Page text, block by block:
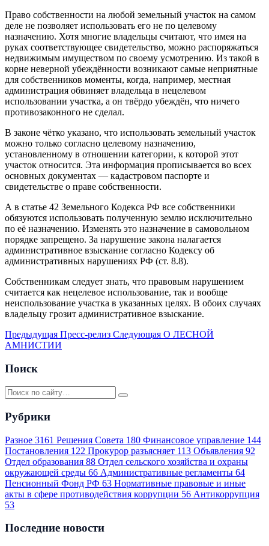
Право собственности на любой земельный участок на самом
деле не позволяет использовать его не по целевому
назначению. Хотя многие владельцы считают, что имея на
руках соответствующее свидетельство, можно распоряжаться
недвижимым имуществом по своему усмотрению. Из такой в
корне неверной убеждённости возникают самые неприятные
для собственников моменты, когда, например, местная
администрация обвиняет владельца в нецелевом
использовании участка, а он твёрдо убеждён, что ничего
противозаконного не сделал.
В законе чётко указано, что использовать земельный участок
можно только согласно целевому назначению,
установленному в отношении категории, к которой этот
участок относится. Эта информация прописывается во всех
основных документах — кадастровом паспорте и
свидетельстве о праве собственности.
А в статье 42 Земельного Кодекса РФ все собственники
обязуются использовать полученную землю исключительно
по её назначению. Изменять это назначение в самовольном
порядке запрещено. За нарушение закона налагается
административное взыскание согласно Кодексу об
административных нарушениях РФ (ст. 8.8).
Собственникам следует знать, что правовым нарушением
считается как нецелевое использование, так и вообще
неиспользование участка в указанных целях. В обоих случаях
владельцу грозит административное взыскание.
Предыдущая Пресс-релиз Следующая О ЛЕСНОЙ
АМНИСТИИ
Поиск
Рубрики
Разное 3161 Решения Совета 180 Финансовое управление 144
Постановления 122 Прокурор разъясняет 113 Объявления 92
Отдел образования 88 Отдел сельского хозяйства и охраны
окружающей среды 66 Административные регламенты 64
Пенсионный Фонд РФ 63 Нормативные правовые и иные
акты в сфере противодействия коррупции 56 Антикоррупция
53
Последние новости